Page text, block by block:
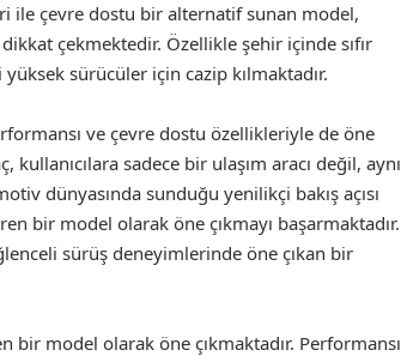
ile çevre dostu bir alternatif sunan model,
çekmektedir. Özellikle şehir içinde sıfır
sürücüler için cazip kılmaktadır.
ve çevre dostu özellikleriyle de öne
sadece bir ulaşım aracı değil, aynı
dünyasında sunduğu yenilikçi bakış açısı
bir model olarak öne çıkmayı başarmaktadır.
sürüş deneyimlerinde öne çıkan bir
model olarak öne çıkmaktadır. Performansı